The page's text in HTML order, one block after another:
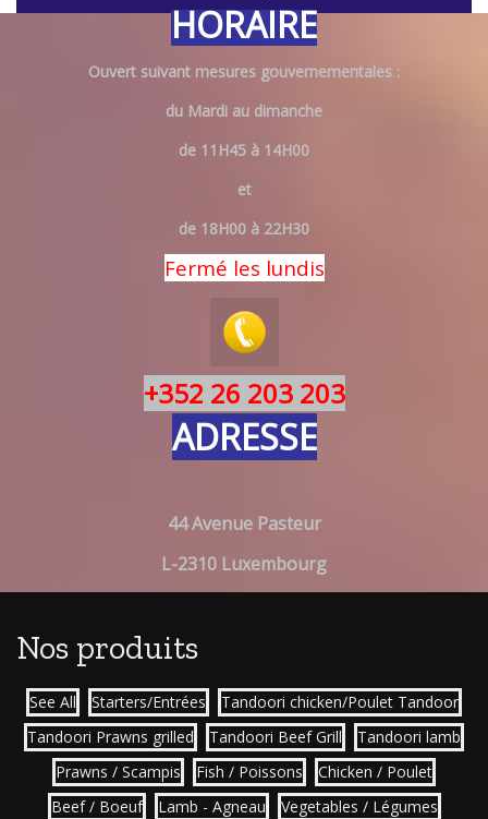
HORAIRE
Ouvert suivant mesures gouvernementales :
du Mardi au dimanche
de 11H45 à 14H00
et
de 18H00 à 22H30
Fermé les lundis
+352 26 203 203
ADRESSE
44 Avenue Pasteur
L-2310 Luxembourg
Nos produits
See All Starters/Entrées
Tandoori chicken/Poulet Tandoor
Tandoori Prawns grilled
Tandoori Beef Grill
Tandoori lamb
Prawns / Scampis
Fish / Poissons
Chicken / Poulet
Beef / Boeuf
Lamb - Agneau
Vegetables / Légumes